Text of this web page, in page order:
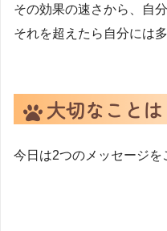
その効果の速さから、自
それを超えたら自分には
大切なことは
今日は2つのメッセージ